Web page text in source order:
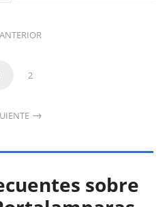
ANTERIOR
2
sobre